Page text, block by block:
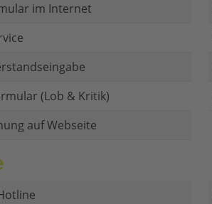
im Internet
(Lob & Kritik)
auf Webseite